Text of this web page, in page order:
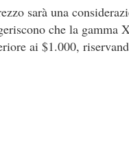
sarà una
che la gamma
ai $1.000,